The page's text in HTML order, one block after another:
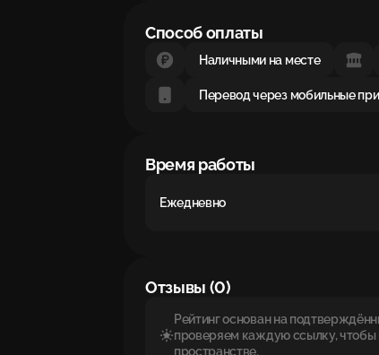
Способ оплаты
Наличными на месте
Перевод через мобильные
Время работы
Ежедневно
Отзывы (0)
Рейтинг основан на
проверяем каждую ссылку,
пространстве.